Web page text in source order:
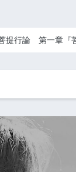
提行論 第一章『